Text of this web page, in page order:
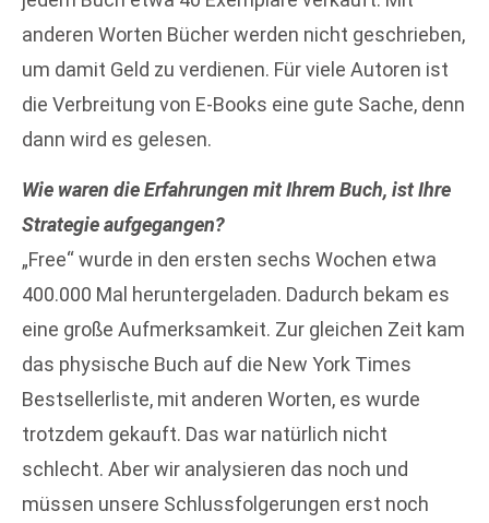
anderen Worten Bücher werden nicht geschrieben,
um damit Geld zu verdienen. Für viele Autoren ist
die Verbreitung von E-Books eine gute Sache, denn
dann wird es gelesen.
Wie waren die Erfahrungen mit Ihrem Buch, ist Ihre
Strategie aufgegangen?
„Free“ wurde in den ersten sechs Wochen etwa
400.000 Mal heruntergeladen. Dadurch bekam es
eine große Aufmerksamkeit. Zur gleichen Zeit kam
das physische Buch auf die New York Times
Bestsellerliste, mit anderen Worten, es wurde
trotzdem gekauft. Das war natürlich nicht
schlecht. Aber wir analysieren das noch und
müssen unsere Schlussfolgerungen erst noch